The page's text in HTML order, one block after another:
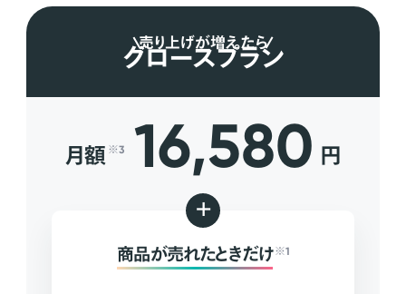
売り上げが増えたら
グロースプラン
月額 ※3 16,580 円
+
商品が売れたときだけ ※1